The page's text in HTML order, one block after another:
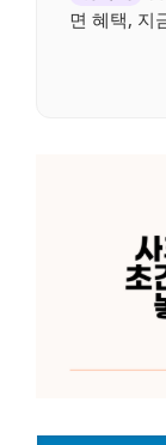
면 혜택, 지